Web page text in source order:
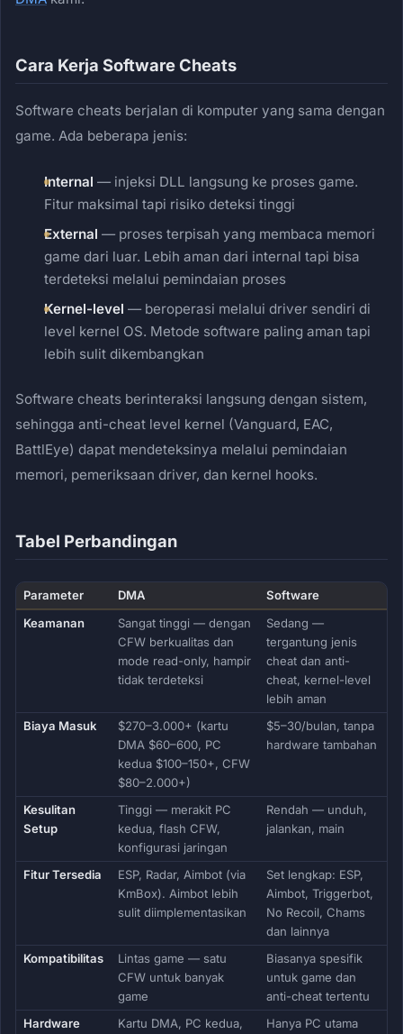
Cara Kerja Software Cheats
Software cheats berjalan di komputer yang sama dengan
game. Ada beberapa jenis:
Internal — injeksi DLL langsung ke proses game.
Fitur maksimal tapi risiko deteksi tinggi
External — proses terpisah yang membaca memori
game dari luar. Lebih aman dari internal tapi bisa
terdeteksi melalui pemindaian proses
Kernel-level — beroperasi melalui driver sendiri di
level kernel OS. Metode software paling aman tapi
lebih sulit dikembangkan
Software cheats berinteraksi langsung dengan sistem,
sehingga anti-cheat level kernel (Vanguard, EAC,
BattlEye) dapat mendeteksinya melalui pemindaian
memori, pemeriksaan driver, dan kernel hooks.
Tabel Perbandingan
Parameter DMA
Software
Keamanan
Sangat tinggi — dengan
CFW berkualitas dan
mode read-only, hampir
tidak terdeteksi
Sedang —
tergantung jenis
cheat dan anti-
cheat, kernel-level
lebih aman
Biaya Masuk
$270–3.000+ (kartu
DMA $60–600, PC
kedua $100–150+, CFW
$80–2.000+)
$5–30/bulan, tanpa
hardware tambahan
Kesulitan
Setup
Tinggi — merakit PC
kedua, flash CFW,
konfigurasi jaringan
Rendah — unduh,
jalankan, main
Fitur Tersedia
ESP, Radar, Aimbot (via
KmBox). Aimbot lebih
sulit diimplementasikan
Set lengkap: ESP,
Aimbot, Triggerbot,
No Recoil, Chams
dan lainnya
Kompatibilitas
Lintas game — satu
CFW untuk banyak
game
Biasanya spesifik
untuk game dan
anti-cheat tertentu
Hardware
Kartu DMA, PC kedua,
Hanya PC utama